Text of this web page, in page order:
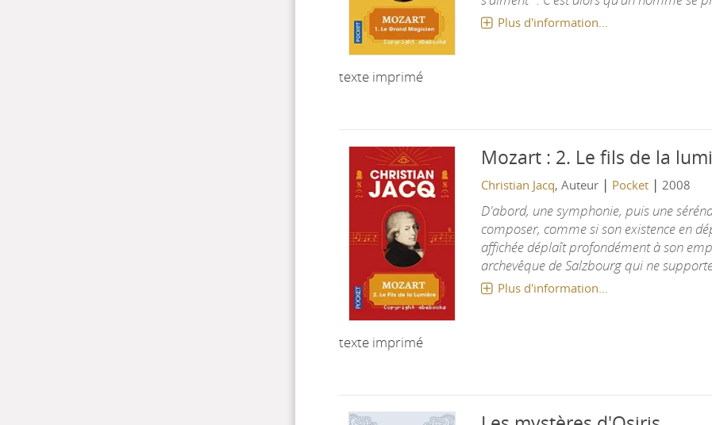
texte imprimé
Plus d'information...
texte imprimé
Mozart : 2. Le fils de la
Christian Jacq, Auteur | Pocket| 2008
D'abord, une symphonie, puis une
composer, comme si son existence en
affichée déplaît profondément à son
archevêque de Salzbourg qui ne
Plus d'information...